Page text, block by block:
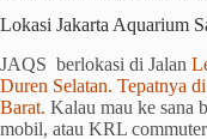
Lokasi Jakarta Aquarium
JAQS berlokasi di Jalan
Duren Selatan. Tepatnya
Barat. Kalau mau ke sana
mobil, atau KRL